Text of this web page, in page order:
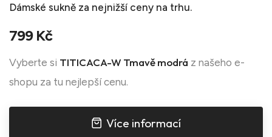
Dámské sukně za nejnižší ceny na trhu.
799 Kč
Vyberte si TITICACA-W Tmavě modrá z našeho e-
shopu za tu nejlepší cenu.
Více informací